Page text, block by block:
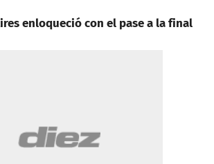
enloqueció con el pase a la final